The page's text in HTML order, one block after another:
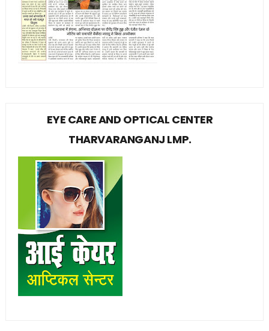
EYE CARE AND OPTICAL CENTER
THARVARANGANJ LMP.